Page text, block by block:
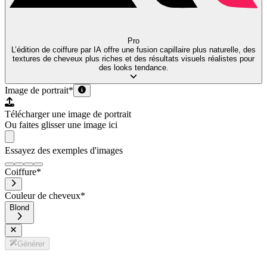
Pro
L’édition de coiffure par IA offre une fusion capillaire plus naturelle, des
textures de cheveux plus riches et des résultats visuels réalistes pour
des looks tendance.
Image de portrait*
Télécharger une image de portrait
Ou faites glisser une image ici
Essayez des exemples d'images
Coiffure*
Couleur de cheveux*
Blond
Générer